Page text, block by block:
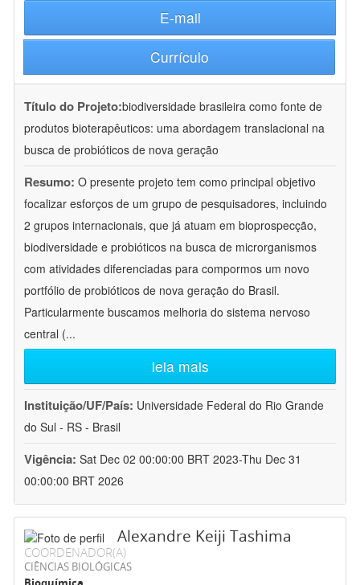
E-mail
Currículo
Título do Projeto:biodiversidade brasileira como fonte de
produtos bioterapêuticos: uma abordagem translacional na
busca de probióticos de nova geração
Resumo: O presente projeto tem como principal objetivo
focalizar esforços de um grupo de pesquisadores, incluindo
2 grupos internacionais, que já atuam em bioprospecção,
biodiversidade e probióticos na busca de microrganismos
com atividades diferenciadas para compormos um novo
portfólio de probióticos de nova geração do Brasil.
Particularmente buscamos melhoria do sistema nervoso
central (...
leia mais
Instituição/UF/País: Universidade Federal do Rio Grande
do Sul - RS - Brasil
Vigência: Sat Dec 02 00:00:00 BRT 2023-Thu Dec 31
00:00:00 BRT 2026
Alexandre Keiji Tashima
COORDENADOR(A)
CIÊNCIAS BIOLÓGICAS